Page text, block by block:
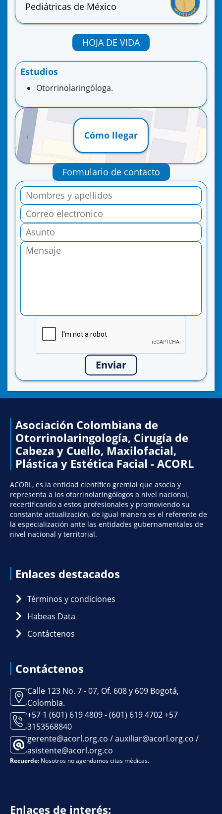
Pediátricas de México
HOJA DE VIDA
Estudios
Otorrinolaringóloga.
Cómo llegar
Formulario de contacto
Enviar
Asociación Colombiana de
Otorrinolaringología, Cirugía de
Cabeza y Cuello, Maxilofacial,
Plástica y Estética Facial - ACORL
ACORL, es la entidad científico gremial que asocia y
representa a los otorrinolaringólogos a nivel nacional,
recertificando a estos profesionales y promoviendo su
constante actualización, de igual manera es el referente de
la especialización ante las entidades gubernamentales de
nivel nacional y territorial.
Enlaces destacados
Términos y condiciones
Habeas Data
Contáctenos
Contáctenos
Calle 123 No. 7 - 07, Of. 608 y 609 Bogotá,
Colombia.
+57 1 (601) 619 4809 - (601) 619 4702 +57
3153568840
gerente@acorl.org.co / auxiliar@acorl.org.co /
asistente@acorl.org.co
Recuerde: Nosotros no agendamos citas médicas.
Enlaces de interés: